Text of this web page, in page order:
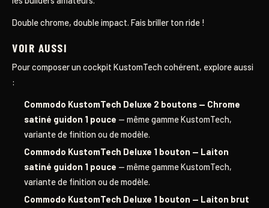
Double chrome, double impact. Fais briller ton ride !
VOIR AUSSI
Pour composer un cockpit KustomTech cohérent, explore aussi
:
Commodo KustomTech Deluxe 2 boutons — Chrome
satiné guidon 1 pouce — même gamme KustomTech,
variante de finition ou de modèle.
Commodo KustomTech Deluxe 1 bouton — Laiton
satiné guidon 1 pouce — même gamme KustomTech,
variante de finition ou de modèle.
Commodo KustomTech Deluxe 1 bouton — Laiton brut